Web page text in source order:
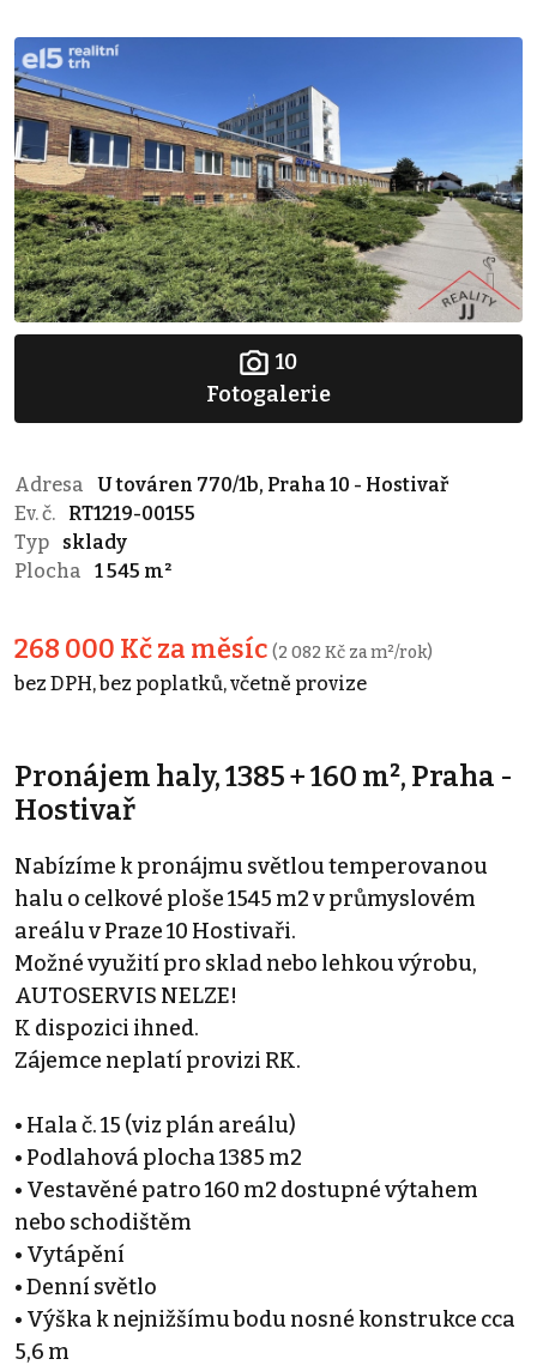
10
Fotogalerie
Adresa
U továren 770/1b, Praha 10 - Hostivař
Ev. č.
RT1219-00155
Typ
sklady
Plocha
1 545 m²
268 000 Kč za měsíc (2 082 Kč za m²/rok)
bez DPH, bez poplatků, včetně provize
Pronájem haly, 1385 + 160 m², Praha -
Hostivař
Nabízíme k pronájmu světlou temperovanou
halu o celkové ploše 1545 m2 v průmyslovém
areálu v Praze 10 Hostivaři.
Možné využití pro sklad nebo lehkou výrobu,
AUTOSERVIS NELZE!
K dispozici ihned.
Zájemce neplatí provizi RK.
• Hala č. 15 (viz plán areálu)
• Podlahová plocha 1385 m2
• Vestavěné patro 160 m2 dostupné výtahem
nebo schodištěm
• Vytápění
• Denní světlo
• Výška k nejnižšímu bodu nosné konstrukce cca
5,6 m